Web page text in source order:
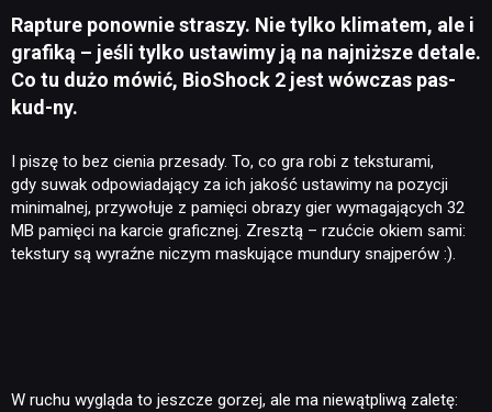
Rapture ponownie straszy. Nie tylko klimatem, ale i
grafiką – jeśli tylko ustawimy ją na najniższe detale.
Co tu dużo mówić, BioShock 2 jest wówczas pas-
kud-ny.
I piszę to bez cienia przesady. To, co gra robi z teksturami,
gdy suwak odpowiadający za ich jakość ustawimy na pozycji
minimalnej, przywołuje z pamięci obrazy gier wymagających 32
MB pamięci na karcie graficznej. Zresztą – rzućcie okiem sami:
tekstury są wyraźne niczym maskujące mundury snajperów :).
W ruchu wygląda to jeszcze gorzej, ale ma niewątpliwą zaletę: